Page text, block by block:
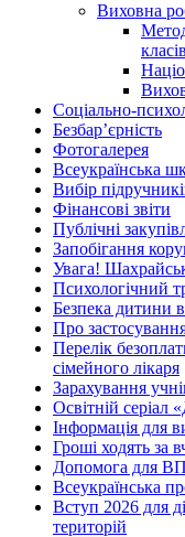
Виховна
класів
Соціально-
Безбар’єрність
Фотогалерея
Всеукраїнська
Вибір
Фінансові звіти
Публічні
Запобігання
Увага!
Психологічний
Безпека дитини в
Про
Перелік
сімейного лікаря
Зарахування
Освітній серіал
Інформація для
Гроші ходять за
Допомога для
Всеукраїнська
Вступ 2026 для
територій